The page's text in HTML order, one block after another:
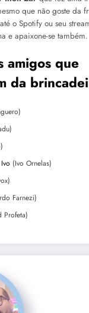
que não goste da
o Spotify ou seu
e apaixone-se também.
amigos que
da
(Ivo Ornelas)
Farnezi)
Profeta)